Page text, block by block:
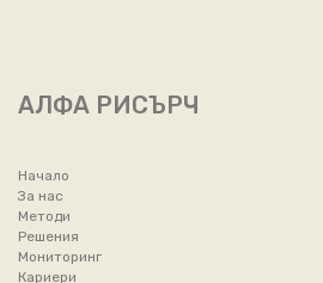
АЛФА РИСЪРЧ
Начало
За нас
Методи
Решения
Мониторинг
Кариери